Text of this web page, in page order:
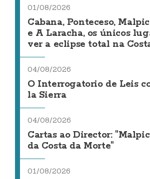
01/08/2026
Cabana, Ponteceso,
e A Laracha, os únicos
ver a eclipse total na
04/08/2026
O Interrogatorio de Leis
la Sierra
04/08/2026
Cartas ao Director:
da Costa da Morte"
01/08/2026